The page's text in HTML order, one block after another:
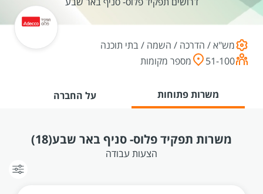
מש"א / הדרכה / השמה / בתי תוכנה
51-100
מספר מקומות
משרות פתוחות על החברה
משרות תפקיד פלוס- סניף באר שבע(18)
הצעות עבודה